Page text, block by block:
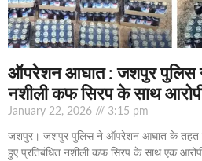
ऑपरेशन आघात : जशपुर पुलिस
नशीली कफ सिरप के साथ
January 22, 2026 3:15 pm
जशपुर। जशपुर पुलिस ने ऑपरेशन आघात के तहत नशे
हुए प्रतिबंधित नशीली कफ सिरप के साथ एक